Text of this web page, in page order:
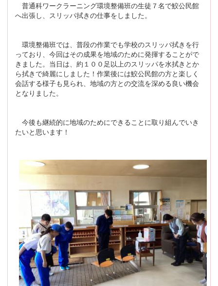
普通科ワークラーニング環境整備班の生徒７名で鮫公民館
へ出張し、スリッパ拭きの仕事をしました。
環境整備班では、普段の作業でも学校のスリッパ拭きを行
っており、今回はその成果を地域のために発揮することがで
きました。当日は、約１００足以上のスリッパを水拭きとか
ら拭きで綺麗にしました！作業後には鮫公民館の方と楽しく
会話する様子も見られ、地域の方との交流を深める良い機会
となりました。
今後も継続的に地域のためにできることに取り組んでいき
たいと思います！